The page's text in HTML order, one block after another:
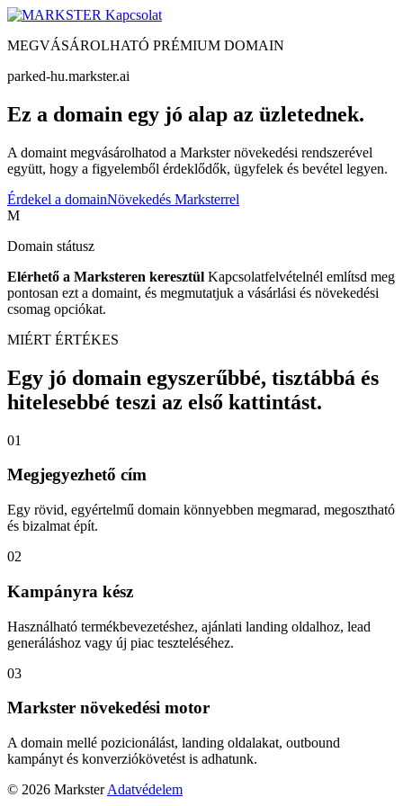
Kapcsolat
MEGVÁSÁROLHATÓ PRÉMIUM DOMAIN
parked-hu.markster.ai
Ez a domain egy jó alap az üzletednek.
A domaint megvásárolhatod a Markster növekedési rendszerével
együtt, hogy a figyelemből érdeklődők, ügyfelek és bevétel legyen.
Érdekel a domainNövekedés Marksterrel
M
Domain státusz
Elérhető a Marksteren keresztül Kapcsolatfelvételnél említsd meg
pontosan ezt a domaint, és megmutatjuk a vásárlási és növekedési
csomag opciókat.
MIÉRT ÉRTÉKES
Egy jó domain egyszerűbbé, tisztábbá és
hitelesebbé teszi az első kattintást.
01
Megjegyezhető cím
Egy rövid, egyértelmű domain könnyebben megmarad, megosztható
és bizalmat épít.
02
Kampányra kész
Használható termékbevezetéshez, ajánlati landing oldalhoz, lead
generáláshoz vagy új piac teszteléséhez.
03
Markster növekedési motor
A domain mellé pozicionálást, landing oldalakat, outbound
kampányt és konverziókövetést is adhatunk.
© 2026 Markster Adatvédelem